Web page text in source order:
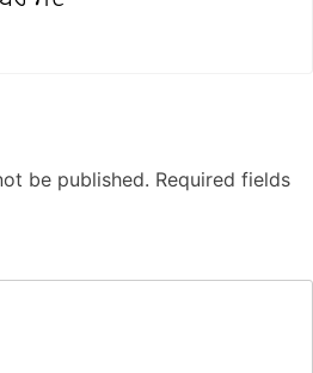
be published. Required fields